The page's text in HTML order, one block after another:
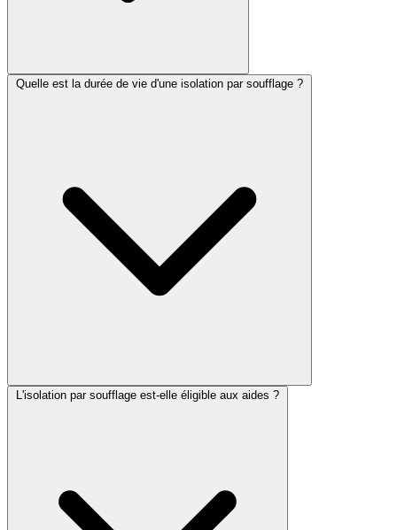
Quelle est la durée de vie d'une isolation par soufflage ?
L'isolation par soufflage est-elle éligible aux aides ?